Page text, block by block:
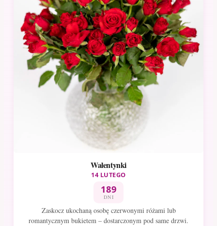
Walentynki
14 LUTEGO
189
DNI
Zaskocz ukochaną osobę czerwonymi różami lub
romantycznym bukietem – dostarczonym pod same drzwi.